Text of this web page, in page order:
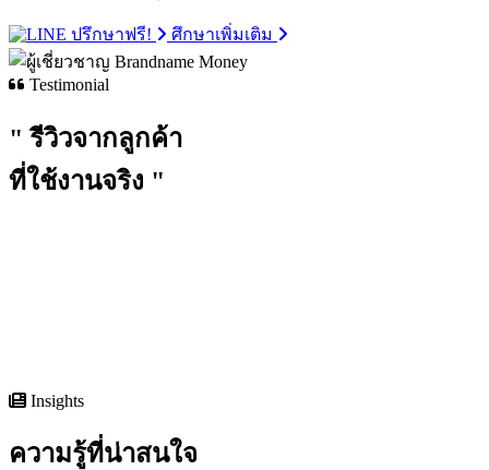
ปรึกษาฟรี! ศึกษาเพิ่มเติม
Testimonial
" รีวิวจากลูกค้า
ที่ใช้งานจริง "
Insights
ความรู้ที่น่าสนใจ